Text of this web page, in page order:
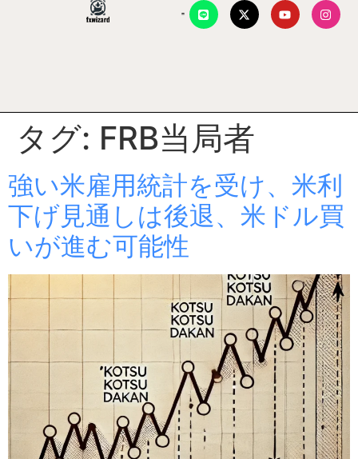
タグ: FRB当局者
強い米雇用統計を受け、米利
下げ見通しは後退、米ドル買
いが進む可能性